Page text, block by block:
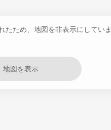
たため、地図を非表示にしていま
地図を表示